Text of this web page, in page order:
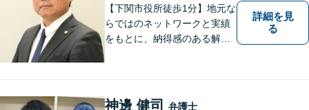
【下関市役所徒歩1分】地元な
らではのネットワークと実績
をもとに、納得感のある解決
詳細を見
る
神邊 健司 弁護士